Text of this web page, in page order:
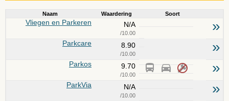
Naam Waardering Soort
Vliegen en Parkeren N/A
/10.00 »
Parkcare 8.90
/10.00 »
Parkos 9.70
/10.00 »
ParkVia N/A
/10.00 »